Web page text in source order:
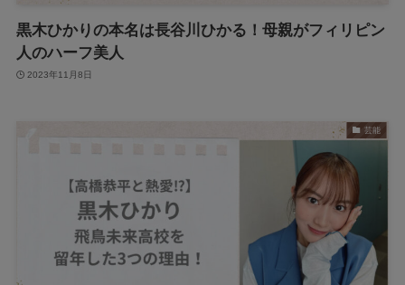
黒木ひかりの本名は長谷川ひかる！母親がフィリピン
人のハーフ美人
2023年11月8日
芸能